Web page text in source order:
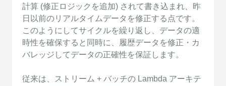
計算 (修正ロジックを追加) されて書き込まれ、昨
日以前のリアルタイムデータを修正する点です。
このようにしてサイクルを繰り返し、データの適
時性を確保すると同時に、履歴データを修正・カ
バレッジしてデータの正確性を保証します。
従来は、ストリーム + バッチの Lambda アーキテ